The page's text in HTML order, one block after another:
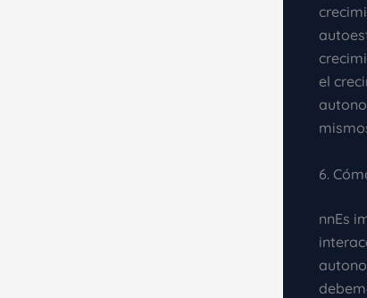
el
6.
nnEs